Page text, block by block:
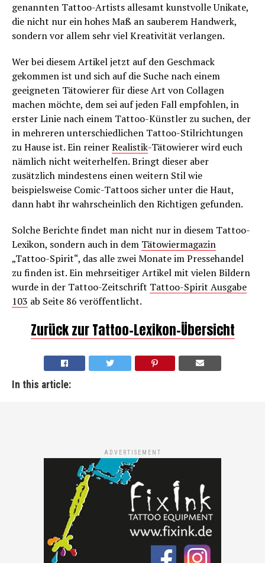
genannten Tattoo-Artists allesamt kunstvolle Unikate,
die nicht nur ein hohes Maß an sauberem Handwerk,
sondern vor allem sehr viel Kreativität verlangen.
Wer bei diesem Artikel jetzt auf den Geschmack
gekommen ist und sich auf die Suche nach einem
geeigneten Tätowierer für diese Art von Collagen
machen möchte, dem sei auf jeden Fall empfohlen, in
erster Linie nach einem Tattoo-Künstler zu suchen, der
in mehreren unterschiedlichen Tattoo-Stilrichtungen
zu Hause ist. Ein reinerRealistik-Tätowierer wird euch
nämlich nicht weiterhelfen. Bringt dieser aber
zusätzlich mindestens einen weitern Stil wie
beispielsweise Comic-Tattoos sicher unter die Haut,
dann habt ihr wahrscheinlich den Richtigen gefunden.
Solche Berichte findet man nicht nur in diesem Tattoo-
Lexikon, sondern auch in dem Tätowiermagazin
„Tattoo-Spirit“, das alle zwei Monate im Pressehandel
zu finden ist. Ein mehrseitiger Artikel mit vielen Bildern
wurde in der Tattoo-Zeitschrift Tattoo-Spirit Ausgabe
103 ab Seite 86 veröffentlicht.
Zurück zur Tattoo-Lexikon-Übersicht
In this article:
ADVERTISEMENT